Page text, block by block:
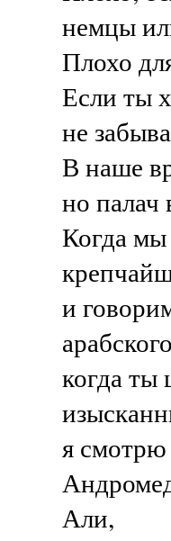
немцы
Плохо
Если ты
не
В наше
но палач
Когда мы
и
когда
я
Али,